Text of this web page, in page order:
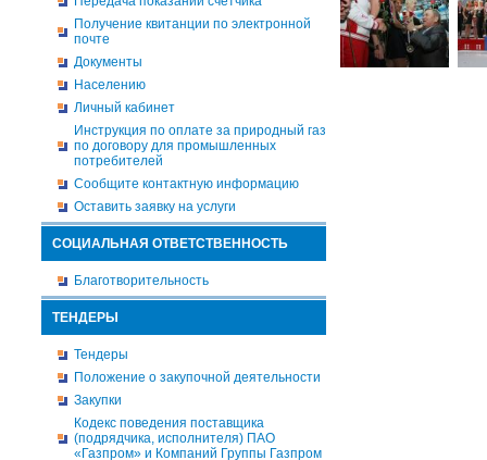
Получение квитанции по электронной
почте
Документы
Населению
Личный кабинет
Инструкция по оплате за природный газ
по договору для промышленных
потребителей
Сообщите контактную информацию
Оставить заявку на услуги
СОЦИАЛЬНАЯ ОТВЕТСТВЕННОСТЬ
Благотворительность
ТЕНДЕРЫ
Тендеры
Положение о закупочной деятельности
Закупки
Кодекс поведения поставщика
(подрядчика, исполнителя) ПАО
«Газпром» и Компаний Группы Газпром